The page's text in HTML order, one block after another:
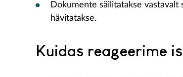
Dokumente säilitatakse
hävitatakse.
Kuidas reageerime